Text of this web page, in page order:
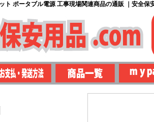
ト ポータブル電源 工事現場関連商品の通販 ｜安全保